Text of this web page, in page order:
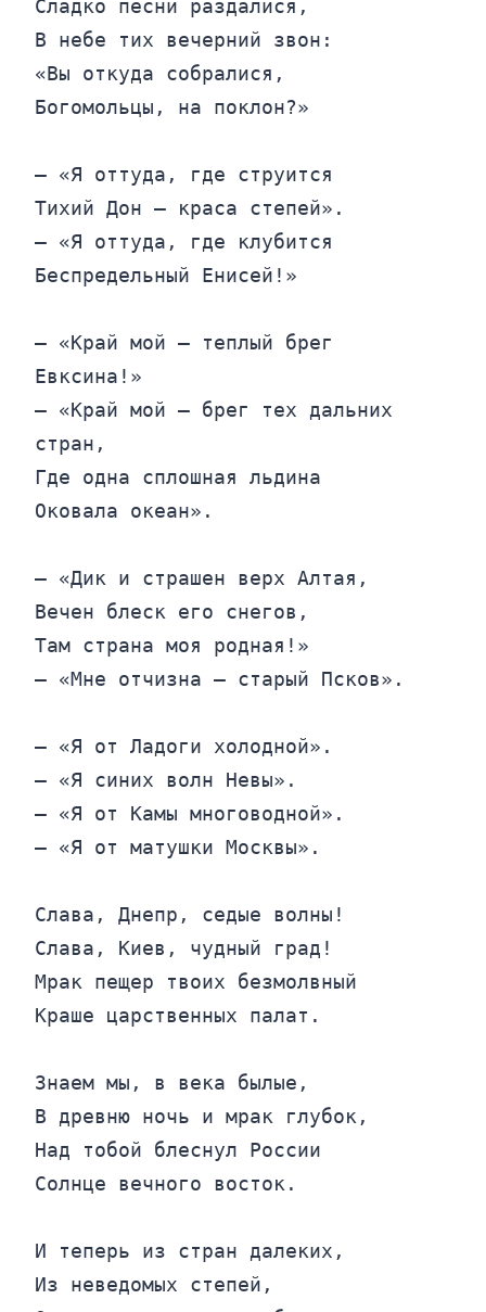
Сладко песни раздалися,
В небе тих вечерний звон:
«Вы откуда собралися,
Богомольцы, на поклон?»
— «Я оттуда, где струится
Тихий Дон — краса степей».
— «Я оттуда, где клубится
Беспредельный Енисей!»
— «Край мой — теплый брег
Евксина!»
— «Край мой — брег тех дальних
стран,
Где одна сплошная льдина
Оковала океан».
— «Дик и страшен верх Алтая,
Вечен блеск его снегов,
Там страна моя родная!»
— «Мне отчизна — старый Псков».
— «Я от Ладоги холодной».
— «Я синих волн Невы».
— «Я от Камы многоводной».
— «Я от матушки Москвы».
Слава, Днепр, седые волны!
Слава, Киев, чудный град!
Мрак пещер твоих безмолвный
Краше царственных палат.
Знаем мы, в века былые,
В древню ночь и мрак глубок,
Над тобой блеснул России
Солнце вечного восток.
И теперь из стран далеких,
Из неведомых степей,